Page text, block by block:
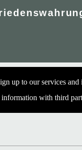
up to our services
with third